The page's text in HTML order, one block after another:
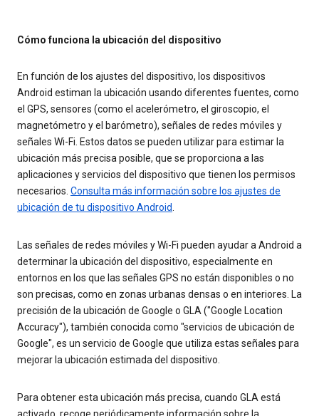
Cómo funciona la ubicación del dispositivo
En función de los ajustes del dispositivo, los dispositivos
Android estiman la ubicación usando diferentes fuentes, como
el GPS, sensores (como el acelerómetro, el giroscopio, el
magnetómetro y el barómetro), señales de redes móviles y
señales Wi-Fi. Estos datos se pueden utilizar para estimar la
ubicación más precisa posible, que se proporciona a las
aplicaciones y servicios del dispositivo que tienen los permisos
necesarios. Consulta más información sobre los ajustes de
ubicación de tu dispositivo Android
Las señales de redes móviles y Wi-Fi pueden ayudar a Android a
determinar la ubicación del dispositivo, especialmente en
entornos en los que las señales GPS no están disponibles o no
son precisas, como en zonas urbanas densas o en interiores. La
precisión de la ubicación de Google o GLA ("Google Location
Accuracy"), también conocida como "servicios de ubicación de
Google", es un servicio de Google que utiliza estas señales para
mejorar la ubicación estimada del dispositivo.
Para obtener esta ubicación más precisa, cuando GLA está
activado, recoge periódicamente información sobre la